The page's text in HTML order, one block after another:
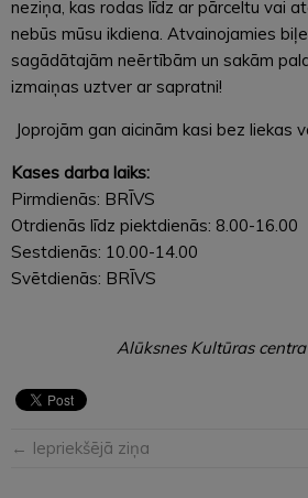
neziņa, kas rodas līdz ar pārceltu vai
nebūs mūsu ikdiena. Atvainojamies
sagādātajām neērtībām un sakām
izmaiņas uztver ar sapratni!
Joprojām gan aicinām kasi bez liekas
Kases darba laiks:
Pirmdienās: BRĪVS
Otrdienās līdz piektdienās: 8.00-16.00
Sestdienās: 10.00-14.00
Svētdienās: BRĪVS
Alūksnes Kultūras
← Iepriekšējā ziņa